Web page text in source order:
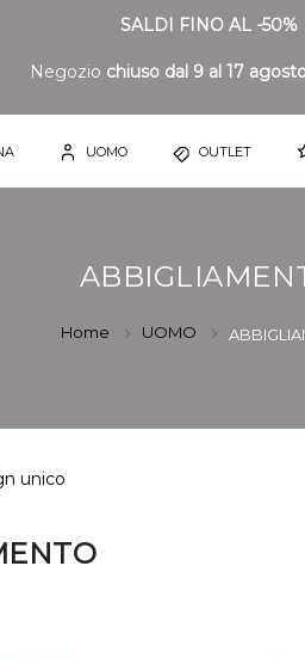
SALDI FINO AL -50%
Negozio chiuso dal 9 al 17
UOMO OUTLET
Home UOMO
unico